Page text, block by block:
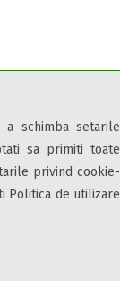
a schimba setarile
sa primiti toate
privind cookie-
Politica de utilizare